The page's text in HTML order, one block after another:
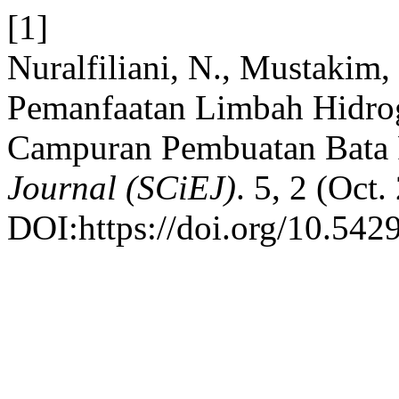
[1]
Nuralfiliani, N., Mustakim,
Pemanfaatan Limbah
Campuran Pembuatan
Journal (SCiEJ). 5, 2 (Oct.
DOI:https://doi.org/